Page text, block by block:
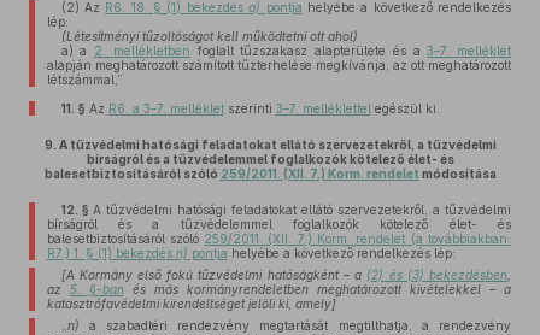
(2) Az R6. 18. § (1) bekezdésa) pontja helyébe a következő rendelkezés
lép:
(Létesítményi tűzoltóságot kell működtetni ott ahol)
a) a 2. mellékletben foglalt tűzszakasz alapterülete és a3–7. melléklet
alapján meghatározott számított tűzterhelése megkívánja, az ott meghatározott
létszámmal,”
11. § Az R6. a 3–7. mellékletszerinti 3–7. melléklettel egészül ki.
9. A tűzvédelmi hatósági feladatokat ellátó szervezetekről, a tűzvédelmi
bírságról és a tűzvédelemmel foglalkozók kötelező élet- és
balesetbiztosításáról szóló 259/2011. (XII. 7.) Korm. rendelet módosítása
12. § A tűzvédelmi hatósági feladatokat ellátó szervezetekről, a tűzvédelmi
bírságról és a tűzvédelemmel foglalkozók kötelező élet- és
balesetbiztosításáról szóló 259/2011. (XII. 7.) Korm. rendelet (a továbbiakban:
R7.) 1. § (1) bekezdés n) pontja helyébe a következő rendelkezés lép:
[A Kormány első fokú tűzvédelmi hatóságként – a (2) és (3) bekezdésben
az 5. §-ban és más kormányrendeletben meghatározott kivételekkel – a
katasztrófavédelmi kirendeltséget jelöli ki, amely]
n) a szabadtéri rendezvény megtartását megtilthatja, a rendezvény